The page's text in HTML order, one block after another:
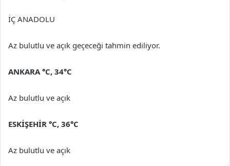
İÇ ANADOLU
Az bulutlu ve açık geçeceği tahmin ediliyor.
ANKARA °C, 34°C
Az bulutlu ve açık
ESKİŞEHİR °C, 36°C
Az bulutlu ve açık